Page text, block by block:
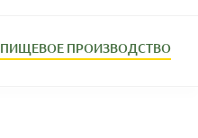
ПИЩЕВОЕ ПРОИЗВОДСТВО